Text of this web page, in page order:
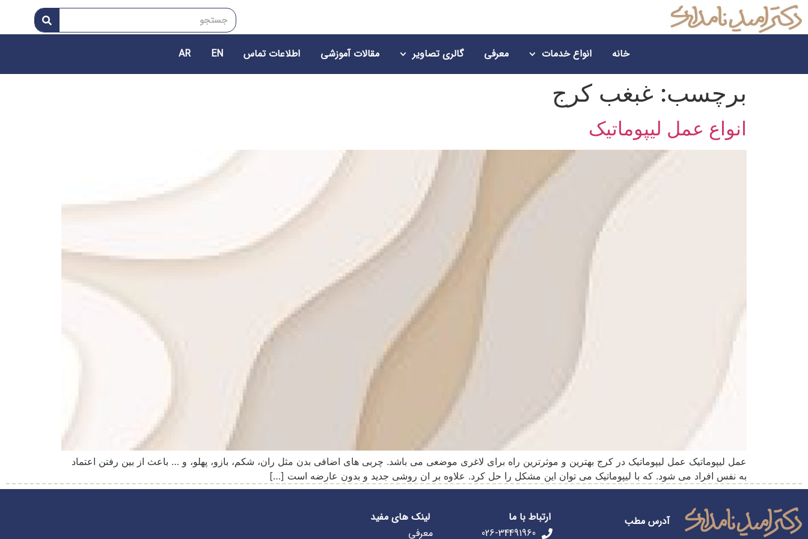
خانه انواع خدمات معرفی گالری تصاویر مقالات آموزشی اطلاعات تماس EN
AR
برچسب: غبغب کرج
انواع عمل لیپوماتیک
عمل لیپوماتیک عمل لیپوماتیک در کرج بهترین و موثرترین راه برای لاغری موضعی می باشد. چربی های اضافی بدن مثل ران، شکم، بازو، پهلو، و … باعث از بین رفتن اعتماد
به نفس افراد می شود. که با لیپوماتیک می توان این مشکل را حل کرد. علاوه بر ان روشی جدید و بدون عارضه است […]
آدرس مطب
ارتباط با ما
026-34491960
لینک های مفید
معرفی